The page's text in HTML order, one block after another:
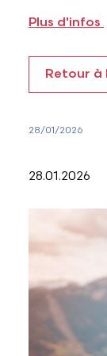
Plus d'infos
Retour à
28/01/2026
28.01.2026